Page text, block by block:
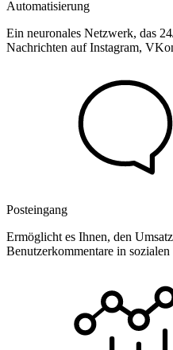
Automatisierung
Ein neuronales Netzwerk, das
Nachrichten auf Instagram,
Posteingang
Ermöglicht es Ihnen, den
Benutzerkommentare in